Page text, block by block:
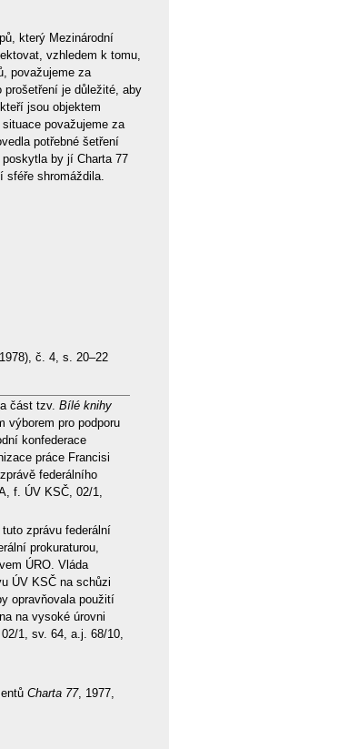
který Mezinárodní
vzhledem k tomu,
považujeme za
prošetření je důležité, aby
jsou objektem
považujeme za
potřebné šetření
by jí Charta 77
sféře shromáždila.
č. 4, s. 20–22
část tzv. Bílé knihy
výborem pro podporu
konfederace
práce Francisi
federálního
f. ÚV KSČ, 02/1,
zprávu federální
prokuraturou,
ÚRO. Vláda
ÚV KSČ na schůzi
opravňovala použití
na vysoké úrovni
1, sv. 64, a.j. 68/10,
Charta 77, 1977,